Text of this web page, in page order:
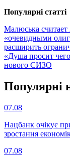
Популярнi статтi
Малюська
«очевидными
расширить
«Душа просит
нового СИЗО
Популярнi
07.08
Нацбанк очікує
зростання
07.08